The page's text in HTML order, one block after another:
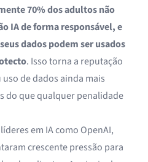
70% dos adultos não
IA de forma responsável, e
dados podem ser usados
. Isso torna a reputação
de dados ainda mais
do que qualquer penalidade
em IA como OpenAI,
crescente pressão para